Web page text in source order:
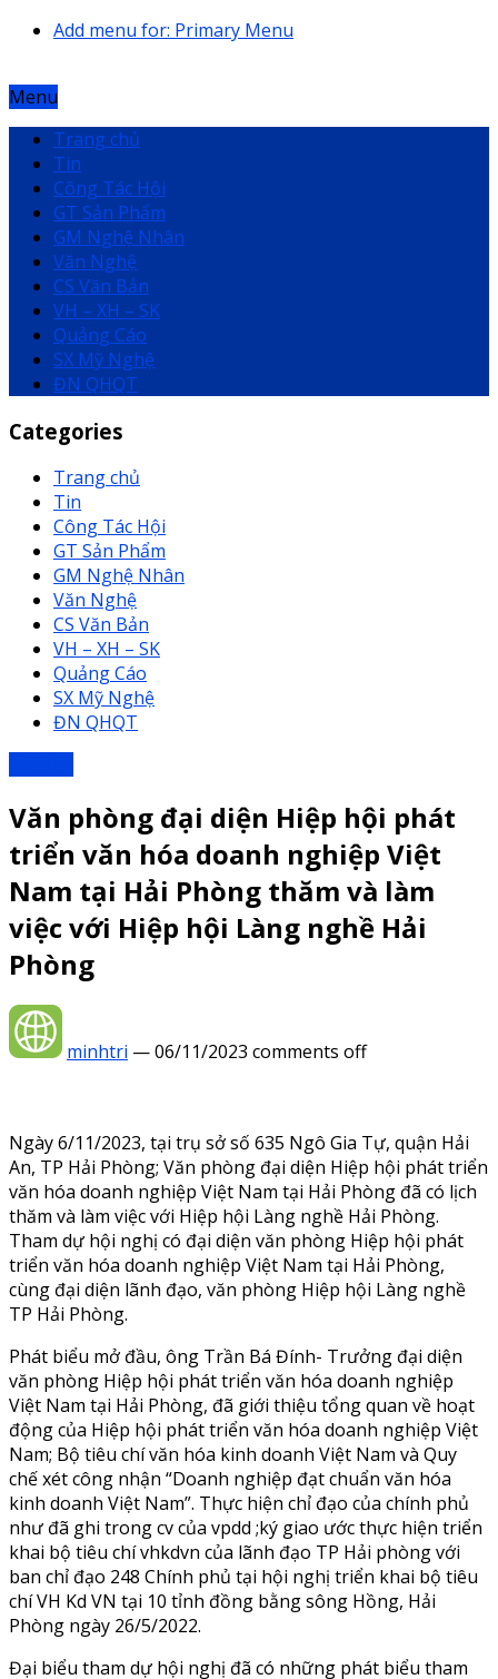
Add menu for: Primary Menu
Menu
Trang chủ
Tin
Công Tác Hội
GT Sản Phẩm
GM Nghệ Nhân
Văn Nghệ
CS Văn Bản
VH – XH – SK
Quảng Cáo
SX Mỹ Nghệ
ĐN QHQT
Categories
Trang chủ
Tin
Công Tác Hội
GT Sản Phẩm
GM Nghệ Nhân
Văn Nghệ
CS Văn Bản
VH – XH – SK
Quảng Cáo
SX Mỹ Nghệ
ĐN QHQT
Văn phòng đại diện Hiệp hội phát
triển văn hóa doanh nghiệp Việt
Nam tại Hải Phòng thăm và làm
việc với Hiệp hội Làng nghề Hải
Phòng
minhtri —06/11/2023 comments off
Ngày 6/11/2023, tại trụ sở số 635 Ngô Gia Tự, quận Hải
An, TP Hải Phòng; Văn phòng đại diện Hiệp hội phát triển
văn hóa doanh nghiệp Việt Nam tại Hải Phòng đã có lịch
thăm và làm việc với Hiệp hội Làng nghề Hải Phòng.
Tham dự hội nghị có đại diện văn phòng Hiệp hội phát
triển văn hóa doanh nghiệp Việt Nam tại Hải Phòng,
cùng đại diện lãnh đạo, văn phòng Hiệp hội Làng nghề
TP Hải Phòng.
Phát biểu mở đầu, ông Trần Bá Đính- Trưởng đại diện
văn phòng Hiệp hội phát triển văn hóa doanh nghiệp
Việt Nam tại Hải Phòng, đã giới thiệu tổng quan về hoạt
động của Hiệp hội phát triển văn hóa doanh nghiệp Việt
Nam; Bộ tiêu chí văn hóa kinh doanh Việt Nam và Quy
chế xét công nhận “Doanh nghiệp đạt chuẩn văn hóa
kinh doanh Việt Nam”. Thực hiện chỉ đạo của chính phủ
như đã ghi trong cv của vpdd ;ký giao ước thực hiện triển
khai bộ tiêu chí vhkdvn của lãnh đạo TP Hải phòng với
ban chỉ đạo 248 Chính phủ tại hội nghị triển khai bộ tiêu
chí VH Kd VN tại 10 tỉnh đồng bằng sông Hồng, Hải
Phòng ngày 26/5/2022.
Đại biểu tham dự hội nghị đã có những phát biểu tham